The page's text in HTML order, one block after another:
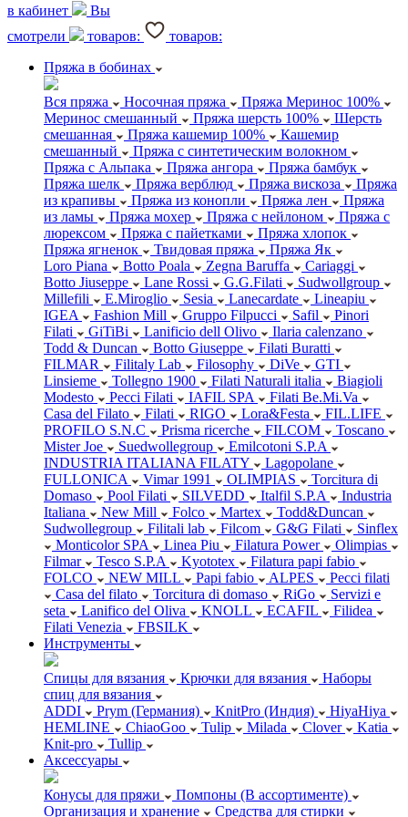
в кабинет
Вы
смотрели
товаров:
товаров:
Пряжа в бобинах
Вся пряжа Носочная пряжа
Пряжа Меринос 100%
Меринос смешанный
Пряжа шерсть 100%
Шерсть
смешанная
Пряжа кашемир 100%
Кашемир
смешанный
Пряжа с синтетическим волокном
Пряжа с Альпака
Пряжа ангора
Пряжа бамбук
Пряжа шелк
Пряжа верблюд Пряжа вискоза
Пряжа
из крапивы
Пряжа из конопли Пряжа лен
Пряжа
из ламы
Пряжа мохер Пряжа с нейлоном
Пряжа с
люрексом
Пряжа с пайетками
Пряжа хлопок
Пряжа ягненок
Твидовая пряжа
Пряжа Як
Loro Piana
Botto Poala Zegna Baruffa
Cariaggi
Botto Jiuseppe
Lane Rossi G.G.Filati
Sudwollgroup
Millefili
E.Miroglio Sesia Lanecardate
Lineapiu
IGEA
Fashion Mill Gruppo Filpucci Safil
Pinori
Filati
GiTiBi Lanificio dell Olivo
Ilaria calenzano
Todd & Duncan
Botto Giuseppe
Filati Buratti
FILMAR
Filitaly Lab Filosophy DiVe
GTI
Linsieme
Tollegno 1900 Filati Naturali italia
Biagioli
Modesto
Pecci Filati IAFIL SPA
Filati Be.Mi.Va
Casa del Filato
Filati RIGO Lora&Festa
FIL.LIFE
PROFILO S.N.C
Prisma ricerche FILCOM
Toscano
Mister Joe
Suedwollegroup
Emilcotoni S.P.A
INDUSTRIA ITALIANA FILATY
Lagopolane
FULLONICA
Vimar 1991 OLIMPIAS
Torcitura di
Domaso
Pool Filati SILVEDD Italfil S.P.A
Industria
Italiana
New Mill Folco Martex
Todd&Duncan
Sudwollegroup
Filitali lab Filcom G&G Filati
Sinflex
Monticolor SPA
Linea Piu Filatura Power
Olimpias
Filmar
Tesco S.P.A Kyototex
Filatura papi fabio
FOLCO
NEW MILL Papi fabio ALPES
Pecci filati
Casa del filato
Torcitura di domaso RiGo
Servizi e
seta
Lanifico del Oliva KNOLL ECAFIL
Filidea
Filati Venezia
FBSILK
Инструменты
Спицы для вязания Крючки для вязания
Наборы
спиц для вязания
ADDI
Prym (Германия) KnitPro (Индия)
HiyaHiya
HEMLINE
ChiaoGoo Tulip Milada Clover
Katia
Knit-pro
Tullip
Аксессуары
Конусы для пряжи
Помпоны (В ассортименте)
Организация и хранение
Средства для стирки